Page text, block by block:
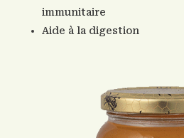
immunitaire
Aide à la digestion